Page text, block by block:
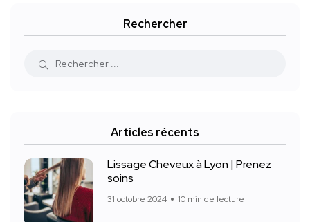
Rechercher
Articles récents
Lissage Cheveux à Lyon | Prenez
soins
31 octobre 2024 10 min de lecture